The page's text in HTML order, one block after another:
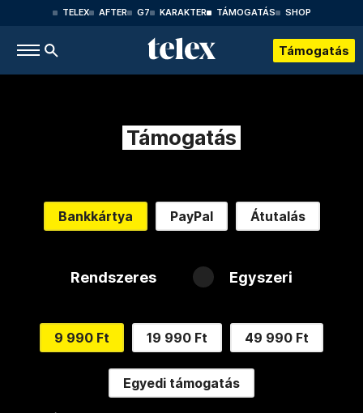
TELEX AFTER G7 KARAKTER TÁMOGATÁS SHOP
Támogatás
Támogatás
Bankkártya PayPal Átutalás
Rendszeres Egyszeri
9 990 Ft 19 990 Ft 49 990 Ft
Egyedi támogatás